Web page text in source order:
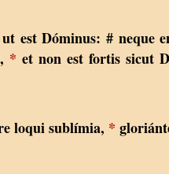
est Dóminus: # neque
* et non est fortis sicut
loqui sublímia, *